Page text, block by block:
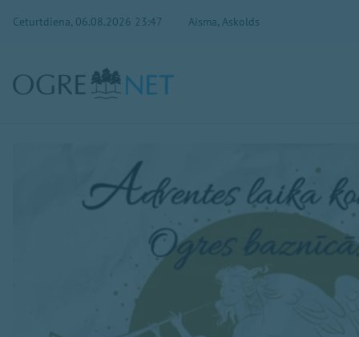
Ceturtdiena, 06.08.2026 23:47 Aisma, Askolds